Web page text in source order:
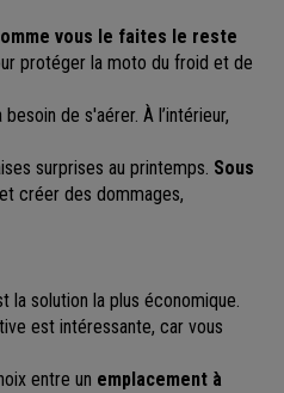
vous le faites le reste
protéger la moto du froid et de
de s'aérer. À l’intérieur,
surprises au printemps. Sous
créer des dommages,
la solution la plus économique.
est intéressante, car vous
entre un emplacement à